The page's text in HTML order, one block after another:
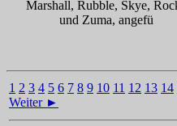
1 2 3 4 5 6 7 8 9 10 11 12 13 14
Weiter ►